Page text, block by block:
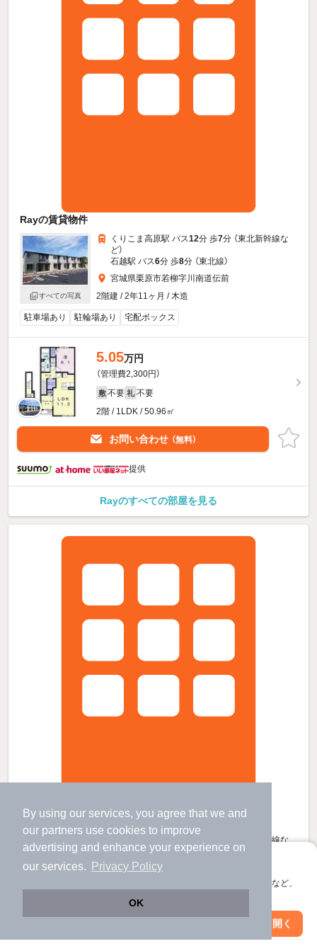
By using our services, you agree that we and
our partners use cookies to improve
advertising and enhance your experience on
our services.
Privacy Policy
OK
アプリに切り替えて、サクサクお部屋探し
会員登録なしですぐ使える。マップ検索やお気に入り保存など、
アプリを開く
Rayの賃貸物件
すべての写真
くりこま高原駅 バス12分 歩7分 （東北新幹線な
ど）
石越駅 バス6分 歩8分 （東北線）
宮城県栗原市若柳字川南道伝前
2階建 / 2年11ヶ月 / 木造
駐車場あり 駐輪場あり 宅配ボックス
5.05万円
（管理費2,300円）
敷 不要 礼 不要
2階 / 1LDK / 50.96㎡
お問い合わせ （無料）
提供
Rayのすべての部屋を見る
栗原志波姫館弐番館の賃貸物件
分 （東北新幹線な
ど ）
宮城県栗原市志波姫南堀口
駐車場あり 駐輪場あり 宅配ボックス
絞り込み条件を変更